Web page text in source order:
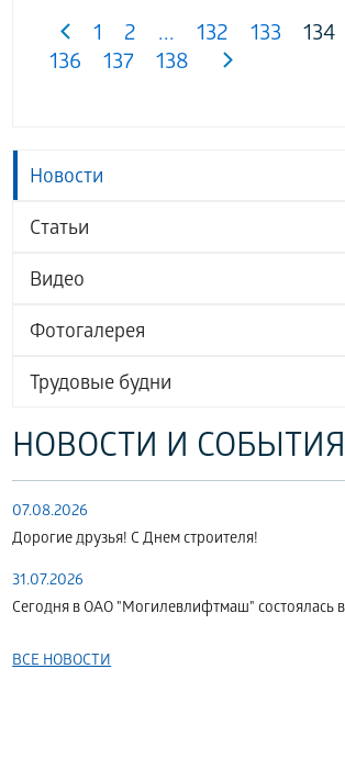
Новости
Статьи
Видео
Фотогалерея
Трудовые будни
НОВОСТИ И СОБЫТИЯ
07.08.2026
Дорогие друзья! С Днем строителя!
31.07.2026
Сегодня в ОАО "Могилевлифтмаш" состоялась
ВСЕ НОВОСТИ
1 2 ... 132 133 134
136
137 138